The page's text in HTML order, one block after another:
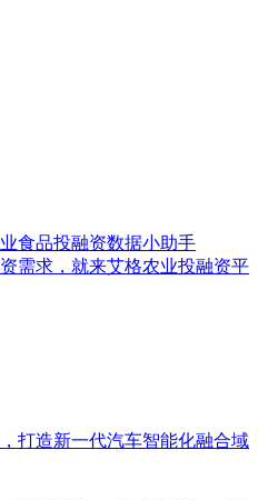
食品投融资数据小助手
需求，就来艾格农业投融资平